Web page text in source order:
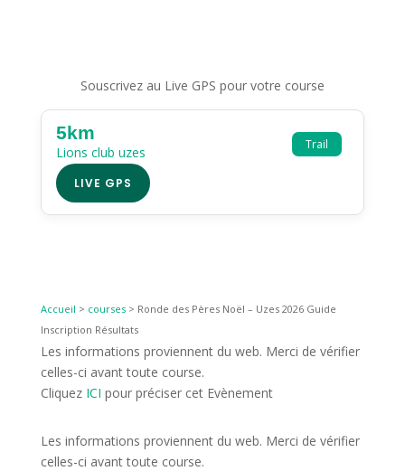
Souscrivez au Live GPS pour votre course
Trail
5km
Lions club uzes
LIVE GPS
Accueil > courses> Ronde des Pères Noël – Uzes 2026 Guide
Inscription Résultats
Les informations proviennent du web. Merci de vérifier
celles-ci avant toute course.
Cliquez ICI pour préciser cet Evènement
Les informations proviennent du web. Merci de vérifier
celles-ci avant toute course.